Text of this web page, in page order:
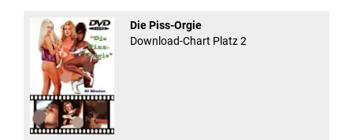
Die Piss-Orgie
Download-Chart Platz 2